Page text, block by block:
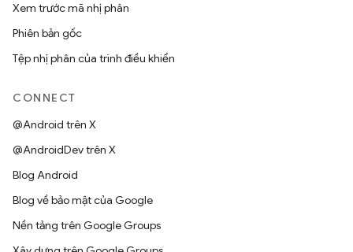
Xem trước mã nhị phân
Phiên bản gốc
Tệp nhị phân của trình điều khiển
CONNECT
@Android trên X
@AndroidDev trên X
Blog Android
Blog về bảo mật của Google
Nền tảng trên Google Groups